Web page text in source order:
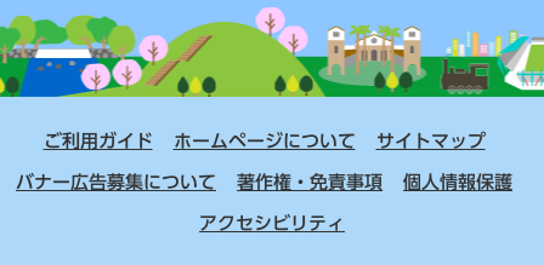
ご利用ガイド ホームページについて サイトマップ
バナー広告募集について 著作権・免責事項 個人情報保護
アクセシビリティ